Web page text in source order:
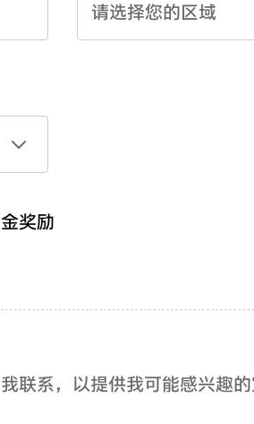
请选择您的区域
奖励
联系，以提供我可能感兴趣